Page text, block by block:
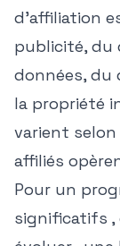
d'affiliation
publicité, du
données,
la propriété
varient
affiliés
Pour un
significatifs ,